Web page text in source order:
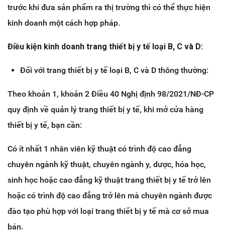
trước khi đưa sản phẩm ra thị trường thì có thể thực hiện
kinh doanh một cách hợp pháp.
Điều kiện kinh doanh trang thiết bị y tế loại B, C và D:
Đối với trang thiết bị y tế loại B, C và D thông thường:
Theo khoản 1, khoản 2 Điều 40 Nghị định 98/2021/NĐ-CP
quy định về quản lý trang thiết bị y tế, khi mở cửa hàng
thiết bị y tế, bạn cần:
Có ít nhất 1 nhân viên kỹ thuật có trình độ cao đẳng
chuyên ngành kỹ thuật, chuyên ngành y, dược, hóa học,
sinh học hoặc cao đẳng kỹ thuật trang thiết bị y tế trở lên
hoặc có trình độ cao đẳng trở lên mà chuyên ngành được
đào tạo phù hợp với loại trang thiết bị y tế mà cơ sở mua
bán.